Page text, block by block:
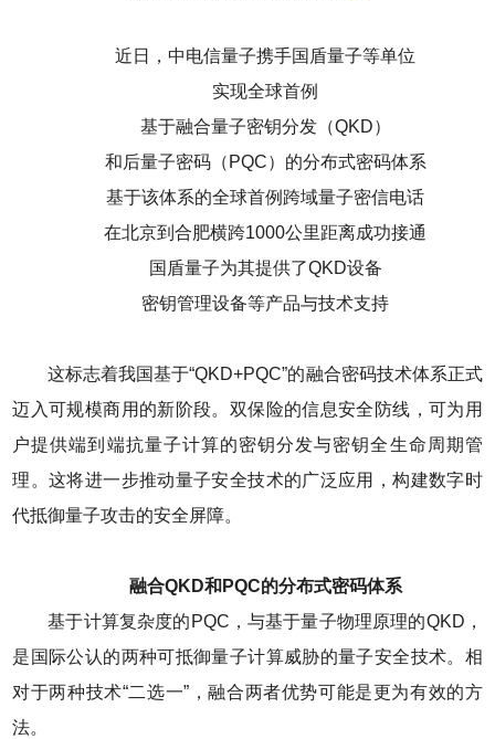
近日，中电信量子携手国盾量子等单位
实现全球首例
基于融合量子密钥分发（QKD）
和后量子密码（PQC）的分布式密码体系
基于该体系的全球首例跨域量子密信电话
在北京到合肥横跨1000公里距离成功接通
国盾量子为其提供了QKD设备
密钥管理设备等产品与技术支持
这标志着我国基于“QKD+PQC”的融合密码技术体系正式
迈入可规模商用的新阶段。双保险的信息安全防线，可为用
户提供端到端抗量子计算的密钥分发与密钥全生命周期管
理。这将进一步推动量子安全技术的广泛应用，构建数字时
代抵御量子攻击的安全屏障。
融合QKD和PQC的分布式密码体系
基于计算复杂度的PQC，与基于量子物理原理的QKD，
是国际公认的两种可抵御量子计算威胁的量子安全技术。相
对于两种技术“二选一”，融合两者优势可能是更为有效的方
法。